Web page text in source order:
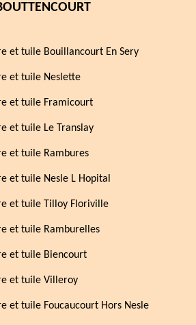
et tuile Bouillancourt En Sery
et tuile Neslette
et tuile Framicourt
et tuile Le Translay
et tuile Rambures
et tuile Nesle L Hopital
et tuile Tilloy Floriville
et tuile Ramburelles
et tuile Biencourt
et tuile Villeroy
et tuile Foucaucourt Hors Nesle